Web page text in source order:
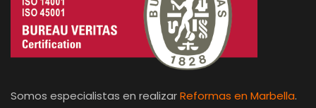
Somos especialistas en realizarReformas en Marbella.